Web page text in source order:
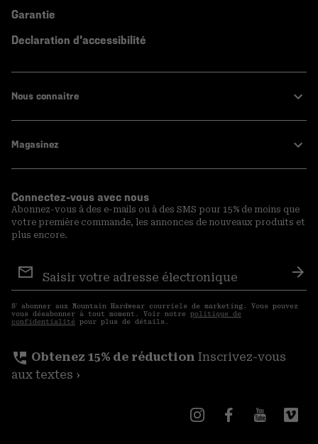
Garantie
Declaration d'accessibilité
Nous connaitre
Magasinez
Connectez-vous avec nous
Abonnez-vous à des e-mails ou à des SMS pour 15% de moins que
votre première commande, les annonces de nouveaux produits et
plus encore.
aux
courriels
S′ abonner aux Mountain Hardwear courriels de marketing. Vous pouvez
vous désabonner à tout moment. Voir notre politique de
confidentialité pour plus de détails.
perm_phone_msg Obtenez 15% de réduction Inscrivez-vous
aux textes ›